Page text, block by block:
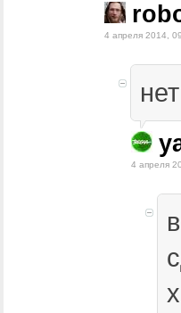
4 апреля 2014,
4 апреля